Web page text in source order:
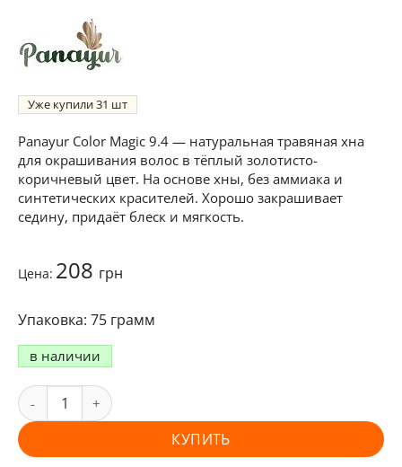
Уже купили31
Panayur Color Magic 9.4 — натуральная травяная хна
для окрашивания волос в тёплый золотисто-
коричневый цвет. На основе хны, без аммиака и
синтетических красителей. Хорошо закрашивает
седину, придаёт блеск и мягкость.
Цена: 208 грн
75 грамм
в наличии
КУПИТЬ